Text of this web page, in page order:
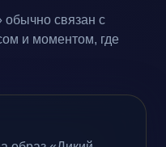
обычно связан с
и моментом, где